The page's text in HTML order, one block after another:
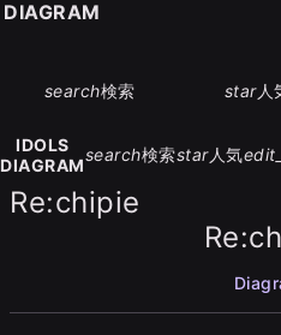
search検索 star人
IDOLS
DIAGRAM
search検索star人気
Re:chipie